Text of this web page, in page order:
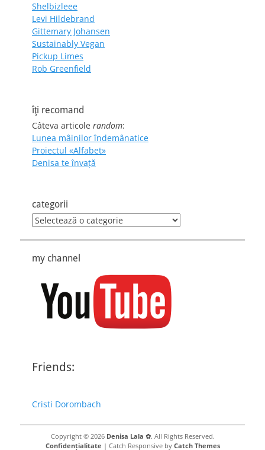
Shelbizleee
Levi Hildebrand
Gittemary Johansen
Sustainably Vegan
Pickup Limes
Rob Greenfield
îţi recomand
Câteva articole random:
Lunea mâinilor îndemânatice
Proiectul «Alfabet»
Denisa te învaţă
categorii
categorii
my channel
Friends:
Cristi Dorombach
Copyright © 2026 Denisa Lala ✿. All Rights Reserved.
Confidențialitate | Catch Responsive by Catch Themes